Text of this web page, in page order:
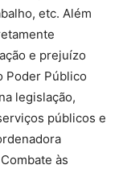
etc. Além
e prejuízo
Poder Público
legislação,
públicos e
às